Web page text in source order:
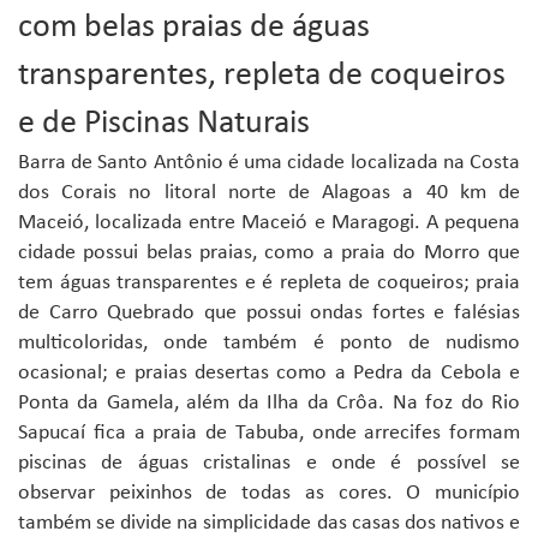
com belas praias de águas
transparentes, repleta de coqueiros
e de Piscinas Naturais
Barra de Santo Antônio é uma cidade localizada na Costa
dos Corais no litoral norte de Alagoas a 40 km de
Maceió, localizada entre Maceió e Maragogi. A pequena
cidade possui belas praias, como a praia do Morro que
tem águas transparentes e é repleta de coqueiros; praia
de Carro Quebrado que possui ondas fortes e falésias
multicoloridas, onde também é ponto de nudismo
ocasional; e praias desertas como a Pedra da Cebola e
Ponta da Gamela, além da Ilha da Crôa. Na foz do Rio
Sapucaí fica a praia de Tabuba, onde arrecifes formam
piscinas de águas cristalinas e onde é possível se
observar peixinhos de todas as cores. O município
também se divide na simplicidade das casas dos nativos e